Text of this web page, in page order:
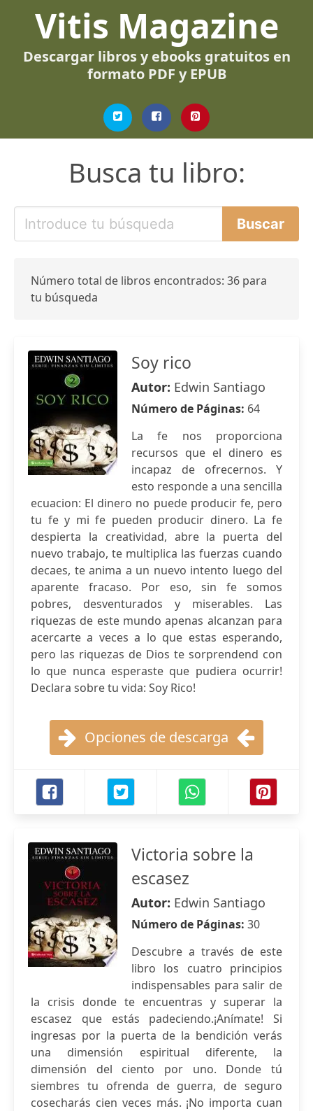
Vitis Magazine
Descargar libros y ebooks gratuitos en
formato PDF y EPUB
Busca tu libro:
Número total de libros encontrados: 36 para
tu búsqueda
Soy rico
Autor: Edwin Santiago
Número de Páginas: 64
La fe nos proporciona
recursos que el dinero es
incapaz de ofrecernos. Y
esto responde a una sencilla
ecuacion: El dinero no puede producir fe, pero
tu fe y mi fe pueden producir dinero. La fe
despierta la creatividad, abre la puerta del
nuevo trabajo, te multiplica las fuerzas cuando
decaes, te anima a un nuevo intento luego del
aparente fracaso. Por eso, sin fe somos
pobres, desventurados y miserables. Las
riquezas de este mundo apenas alcanzan para
acercarte a veces a lo que estas esperando,
pero las riquezas de Dios te sorprendend con
lo que nunca esperaste que pudiera ocurrir!
Declara sobre tu vida: Soy Rico!
Opciones de descarga
Victoria sobre la
escasez
Autor: Edwin Santiago
Número de Páginas: 30
Descubre a través de este
libro los cuatro principios
indispensables para salir de
la crisis donde te encuentras y superar la
escasez que estás padeciendo.¡Anímate! Si
ingresas por la puerta de la bendición verás
una dimensión espiritual diferente, la
dimensión del ciento por uno. Donde tú
siembres tu ofrenda de guerra, de seguro
cosecharás cien veces más. ¡No importa cuan